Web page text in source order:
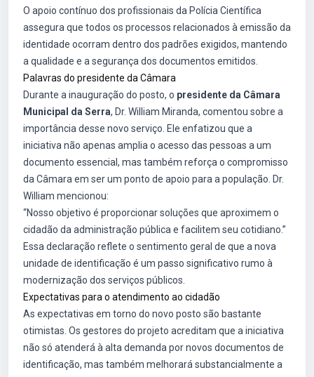
O apoio contínuo dos profissionais da Polícia Científica
assegura que todos os processos relacionados à emissão da
identidade ocorram dentro dos padrões exigidos, mantendo
a qualidade e a segurança dos documentos emitidos.
Palavras do presidente da Câmara
Durante a inauguração do posto, o presidente da Câmara
Municipal da Serra, Dr. William Miranda, comentou sobre a
importância desse novo serviço. Ele enfatizou que a
iniciativa não apenas amplia o acesso das pessoas a um
documento essencial, mas também reforça o compromisso
da Câmara em ser um ponto de apoio para a população. Dr.
William mencionou:
“Nosso objetivo é proporcionar soluções que aproximem o
cidadão da administração pública e facilitem seu cotidiano.”
Essa declaração reflete o sentimento geral de que a nova
unidade de identificação é um passo significativo rumo à
modernização dos serviços públicos.
Expectativas para o atendimento ao cidadão
As expectativas em torno do novo posto são bastante
otimistas. Os gestores do projeto acreditam que a iniciativa
não só atenderá à alta demanda por novos documentos de
identificação, mas também melhorará substancialmente a